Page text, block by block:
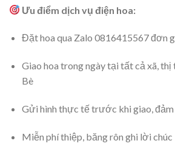
Ưu điểm dịch vụ điện hoa:
Đặt hoa qua Zalo 0816415567 đơn
Giao hoa trong ngày tại tất cả xã, thị
Bè
Gửi hình thực tế trước khi giao, đảm
Miễn phí thiệp, băng rôn ghi lời chúc